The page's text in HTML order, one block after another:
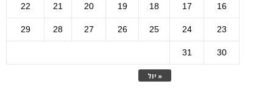
« יול
16
17
18
19
20
21
22
23
24
25
26
27
28
29
30
31